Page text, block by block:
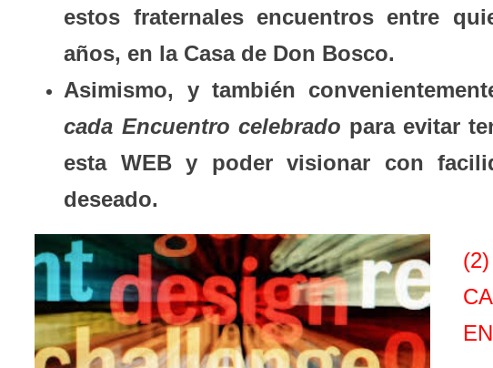
estos fraternales encuentros entre
años, en la Casa de Don Bosco.
Asimismo, y también
cada Encuentro celebrado para evitar
esta WEB y poder visionar con
deseado.